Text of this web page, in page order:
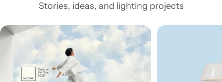
Stories, ideas, and lighting projects